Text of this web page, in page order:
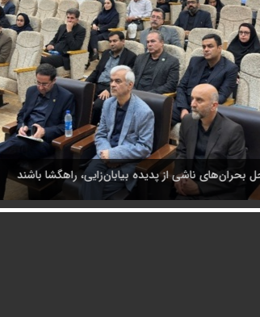
ناشی از پدیده بیابان‌زایی، راهگشا باشند